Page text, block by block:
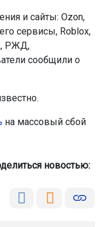
и сайты: Ozon,
сервисы, Roblox,
РЖД,
сообщили о
на массовый сбой
новостью: